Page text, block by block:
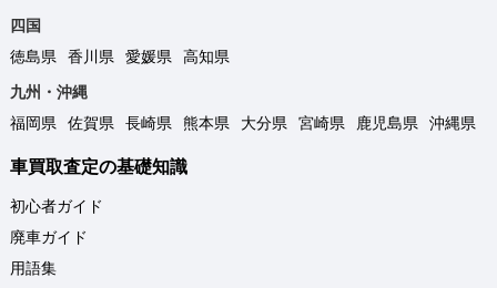
四国
徳島県
香川県 愛媛県
高知県
九州・沖縄
福岡県
佐賀県 長崎県 熊本県 大分県 宮崎県 鹿児島県 沖縄県
車買取査定の基礎知識
初心者ガイド
廃車ガイド
用語集